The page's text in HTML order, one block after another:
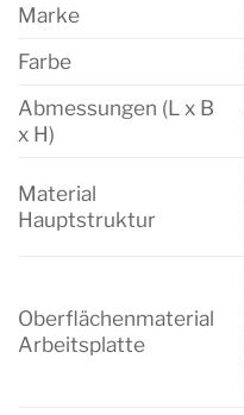
Marke
Farbe
Abmessungen (L x B
x H)
Material
Hauptstruktur
Oberflächenmaterial
Arbeitsplatte